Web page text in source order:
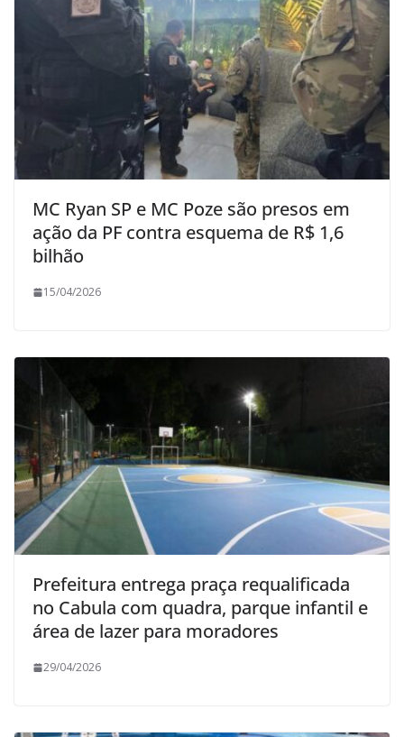
MC Ryan SP e MC Poze são presos em
ação da PF contra esquema de R$ 1,6
bilhão
15/04/2026
Prefeitura entrega praça requalificada
no Cabula com quadra, parque infantil e
área de lazer para moradores
29/04/2026